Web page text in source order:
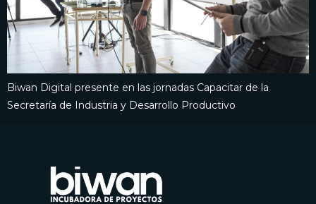
Biwan Digital presente en las jornadas Capacitar de la
Secretaría de Industria y Desarrollo Productivo